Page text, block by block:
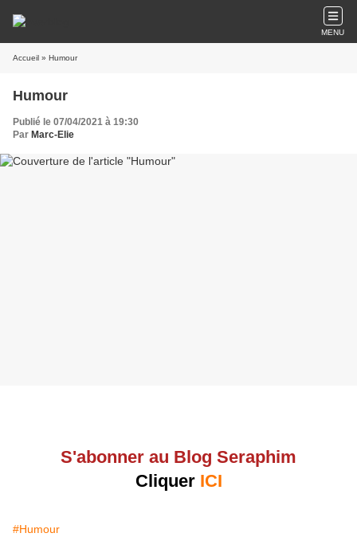
MENU
Accueil » Humour
Humour
Publié le 07/04/2021 à 19:30
Par Marc-Elie
S'abonner au Blog Seraphim
Cliquer ICI
#Humour